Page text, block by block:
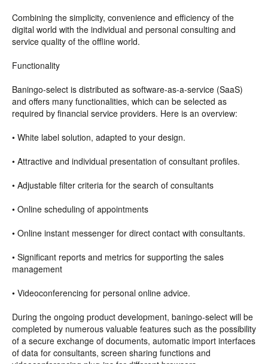
Combining the simplicity, convenience and efficiency of the
digital world with the individual and personal consulting and
service quality of the offline world.
Functionality
Baningo-select is distributed as software-as-a-service (SaaS)
and offers many functionalities, which can be selected as
required by financial service providers. Here is an overview:
• White label solution, adapted to your design.
• Attractive and individual presentation of consultant profiles.
• Adjustable filter criteria for the search of consultants
• Online scheduling of appointments
• Online instant messenger for direct contact with consultants.
• Significant reports and metrics for supporting the sales
management
• Videoconferencing for personal online advice.
During the ongoing product development, baningo-select will be
completed by numerous valuable features such as the possibility
of a secure exchange of documents, automatic import interfaces
of data for consultants, screen sharing functions and